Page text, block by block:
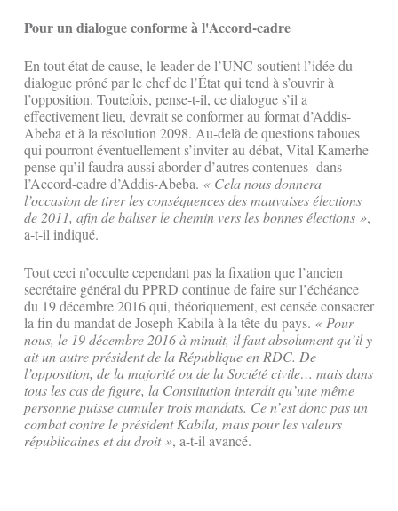
Pour un dialogue conforme à l'Accord-cadre
En tout état de cause, le leader de l’UNC soutient l’idée du
dialogue prôné par le chef de l’État qui tend à s’ouvrir à
l’opposition. Toutefois, pense-t-il, ce dialogue s’il a
effectivement lieu, devrait se conformer au format d’Addis-
Abeba et à la résolution 2098. Au-delà de questions taboues
qui pourront éventuellement s’inviter au débat, Vital Kamerhe
pense qu’il faudra aussi aborder d’autres contenues dans
l’Accord-cadre d’Addis-Abeba. « Cela nous donnera
l’occasion de tirer les conséquences des mauvaises élections
de 2011, afin de baliser le chemin vers les bonnes élections »,
a-t-il indiqué.
Tout ceci n’occulte cependant pas la fixation que l’ancien
secrétaire général du PPRD continue de faire sur l’échéance
du 19 décembre 2016 qui, théoriquement, est censée consacrer
la fin du mandat de Joseph Kabila à la tête du pays. « Pour
nous, le 19 décembre 2016 à minuit, il faut absolument qu’il y
ait un autre président de la République en RDC. De
l’opposition, de la majorité ou de la Société civile… mais dans
tous les cas de figure, la Constitution interdit qu’une même
personne puisse cumuler trois mandats. Ce n’est donc pas un
combat contre le président Kabila, mais pour les valeurs
républicaines et du droit », a-t-il avancé.